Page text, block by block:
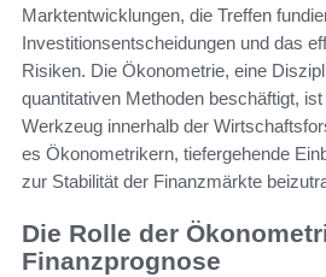
Marktentwicklungen, die Treffen
Investitionsentscheidungen und das
Risiken. Die Ökonometrie, eine
quantitativen Methoden beschäftigt,
Werkzeug innerhalb der
es Ökonometrikern, tiefergehende
zur Stabilität der Finanzmärkte
Die Rolle der
Finanzprognose